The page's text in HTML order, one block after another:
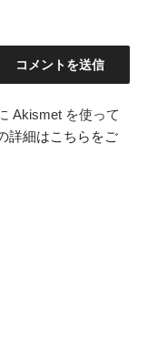
Akismet を使って
詳細はこちらをご